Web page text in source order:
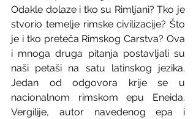
Odakle dolaze i tko su Rimljani? Tko je
stvorio temelje rimske civilizacije? Što
je i tko preteča Rimskog Carstva? Ova
i mnoga druga pitanja postavljali su
naši petaši na satu latinskog jezika.
Jedan od odgovora krije se u
nacionalnom rimskom epu Eneida.
Vergilije, autor navedenog epa i